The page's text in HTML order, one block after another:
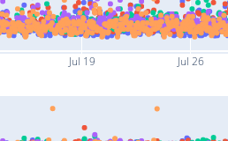
Jul 19 Jul 26